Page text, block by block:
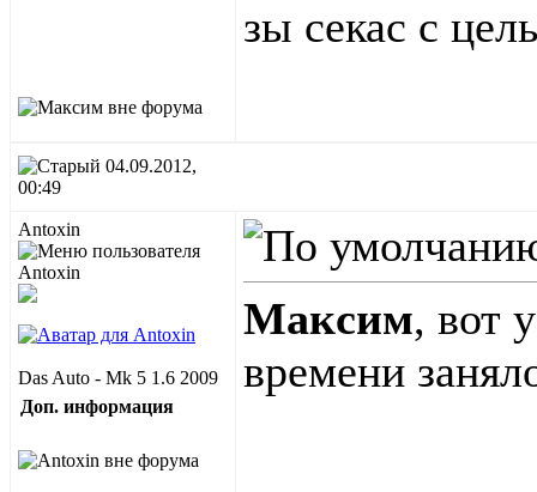
зы секас с
04.09.2012,
00:49
Antoxin
Das Auto - Mk 5 1.6 2009
Доп. информация
Макcим, вот
времени